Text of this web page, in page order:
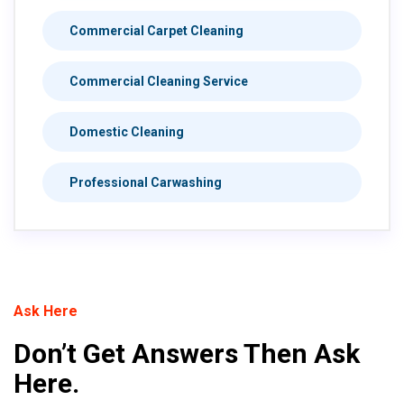
Commercial Carpet Cleaning
Commercial Cleaning Service
Domestic Cleaning
Professional Carwashing
Ask Here
Don’t Get Answers Then Ask
Here.